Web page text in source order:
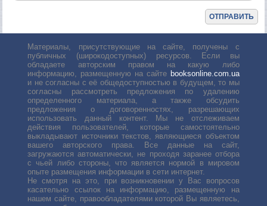
Материалы, присутствующие на сайте, получены с
публичных (широкодоступных) ресурсов. Если вы
обладаете авторским правом на какую либо
информацию, размещенную на сайте booksonline.com.ua
и не согласны с её общедоступностью в будущем, то мы
согласны рассмотреть предложения по удалению
определенного материала, а также обсудить
предложения о договоренностях, разрешающих
использовать данный контент. Мы не отслеживаем
действия пользователей, которые самостоятельно
выкладывают источники текстов, являющиеся объектом
вашего авторского права. Все данные на сайт,
загружаются автоматически, не проходя заранее отбора
с чьей либо стороны, что является нормой в мировом
опыте размещения информации в сети интернет.
Не смотря на это, при возникновении у Вас вопросов
касательно ссылок на информацию, размещенную на
нашем сайте, правообладателями которой Вы являетесь,